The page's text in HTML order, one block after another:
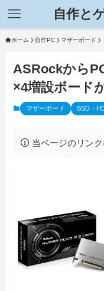
自作と
ホーム 自作PC マザーボード
ASRockから
×4増設ボード
マザーボード SSD・
当ページのリン